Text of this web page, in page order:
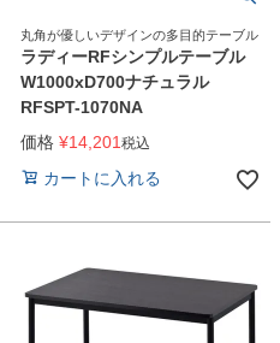
丸角が優しいデザインの多目的テーブル
ラディーRFシンプルテーブル
W1000xD700ナチュラル
RFSPT-1070NA
価格 ¥14,201税込
カートに入れる